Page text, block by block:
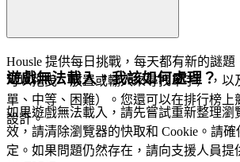
Housle 提供每日挑戰，每天都有新的謎
可以拖曳、放置或輸入來尋找單字），以
單、中等、困難）。您還可以在排行榜上
設計。
遊戲無法載入，我該如何處理？
如果遊戲無法載入，請先嘗試重新整理瀏
效，請清除瀏覽器的快取和 Cookie。請
定。如果問題仍然存在，請向支援人員提